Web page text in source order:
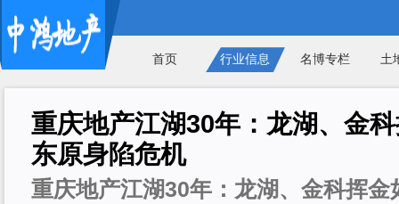
首页 行业信息 名博专栏 土
重庆地产江湖30年：龙湖、金
东原身陷危机
重庆地产江湖30年：龙湖、金科挥金